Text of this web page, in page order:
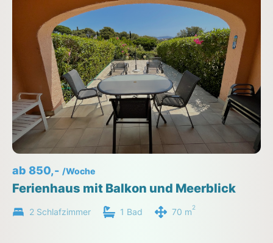
ab 850,- /Woche
Ferienhaus mit Balkon und Meerblick
2 Schlafzimmer 1 Bad 70 m2